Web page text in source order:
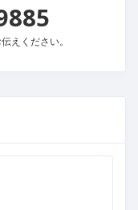
えください。